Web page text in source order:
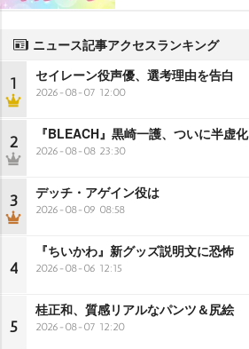
ニュース記事アクセスランキング
1 セイレーン役声優、選考理由を告白
2026-08-07 12:00
2 『BLEACH』黒崎一護、ついに半虚化
2026-08-08 23:30
3 デッチ・アゲイン役は
2026-08-09 08:58
4
『ちいかわ』新グッズ説明文に恐怖
2026-08-06 12:15
5
桂正和、質感リアルなパンツ＆尻絵
2026-08-07 12:20